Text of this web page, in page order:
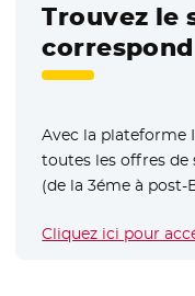
Trouvez le
correspond
Avec la plateforme
toutes les offres de
(de la 3éme à post-
Cliquez ici pour